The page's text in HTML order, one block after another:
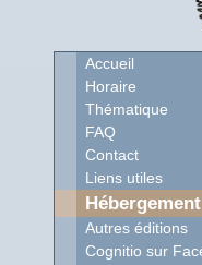
Accueil
Horaire
Thématique
FAQ
Contact
Liens utiles
Hébergement
Autres éditions
Cognitio sur